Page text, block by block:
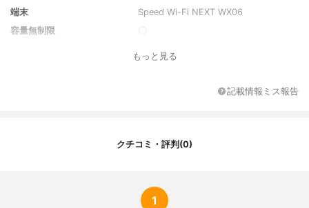
端末
Speed Wi-Fi NEXT WX06
容量無制限
〇
3,300円
もっと見る
記載情報ミス報告
クチコミ・評判(0)
1